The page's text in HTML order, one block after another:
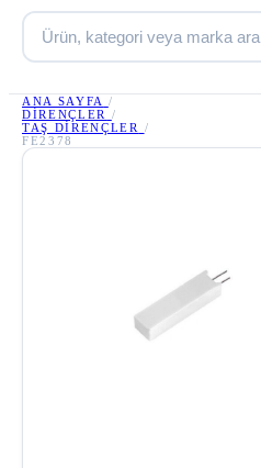
ANA SAYFA /
DIRENÇLER
/
TAŞ DIRENÇLER
/
FE2378